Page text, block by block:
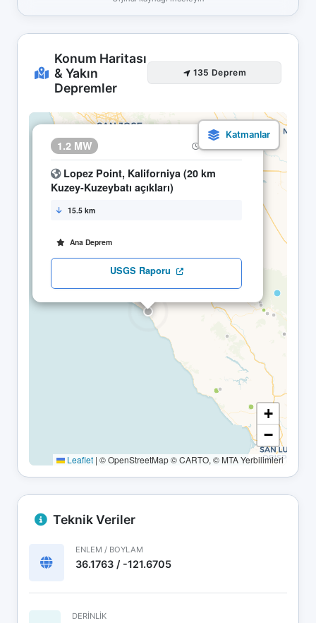
Konum Haritası
& Yakın
Depremler
135 Deprem
1.2 MW
Lopez Point, Kaliforniya (20 km
Kuzey-Kuzeybatı açıkları)
15.5 km
Ana Deprem
USGS Raporu
×
+
−
Leaflet | © OpenStreetMap © CARTO, © MTA Yerbilimleri
Teknik Veriler
ENLEM / BOYLAM
36.1763 / -121.6705
DERINLIK